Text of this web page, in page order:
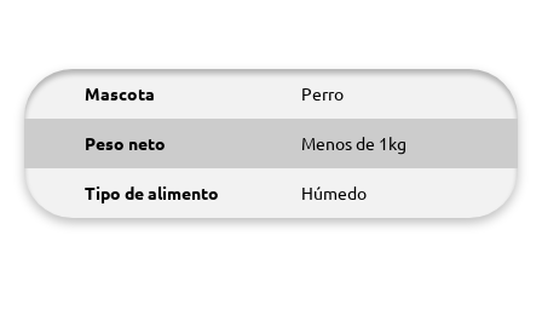
Mascota Perro
Peso neto Menos de 1kg
Tipo de alimento Húmedo